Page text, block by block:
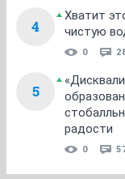
4
Хватит
чистую
0
5
радости
0